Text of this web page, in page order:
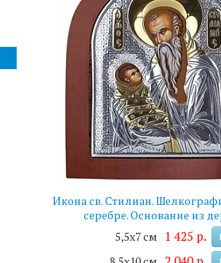
Икона св. Стилиан.
серебре. Основание из
5,5х7 см
1 425 р.